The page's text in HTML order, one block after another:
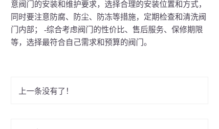
意阀门的安装和维护要求，选择合理的安装位置和方式，
同时要注意防腐、防尘、防冻等措施，定期检查和清洗阀
门内部； -综合考虑阀门的性价比、售后服务、保修期限
等，选择最符合自己需求和预算的阀门。
上一条没有了！